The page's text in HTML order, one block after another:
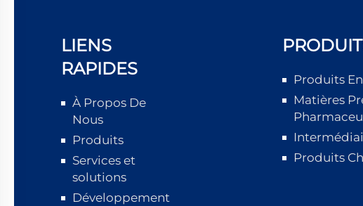
LIENS
RAPIDES
À Propos De
Nous
Produits
Services et
solutions
Développement
Produits
Matières
Produits